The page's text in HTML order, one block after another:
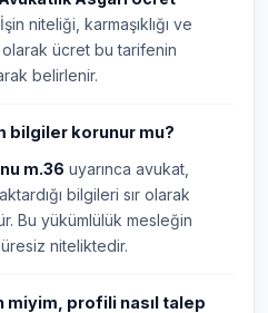
niteliği, karmaşıklığı ve
olarak ücret bu tarifenin
belirlenir.
bilgiler korunur mu?
m.36 uyarınca avukat,
bilgileri sır olarak
Bu yükümlülük mesleğin
niteliktedir.
miyim, profili nasıl talep